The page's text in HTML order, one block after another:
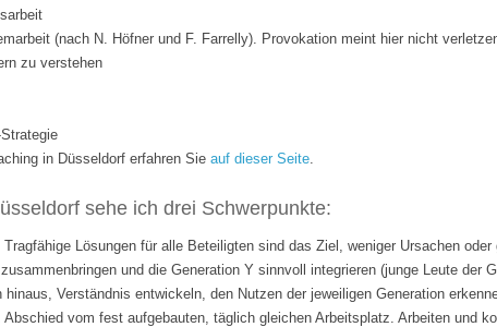
(nach N. Höfner und F. Farrelly). Provokation meint hier nicht
zu verstehen
in Düsseldorf erfahren Sie auf dieser Seite.
sehe ich drei Schwerpunkte:
Lösungen für alle Beteiligten sind das Ziel, weniger Ursachen oder
und die Generation Y sinnvoll integrieren (junge Leute der
Verständnis entwickeln, den Nutzen der jeweiligen Generation
vom fest aufgebauten, täglich gleichen Arbeitsplatz. Arbeiten und